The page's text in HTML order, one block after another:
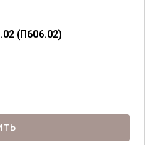
(П606.02)